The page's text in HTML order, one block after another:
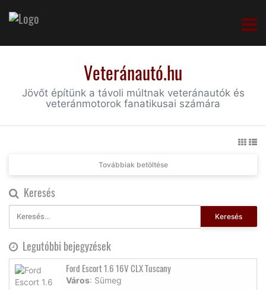
Veteránautó.hu
Jövőt építünk a távoli múltnak veteránautók és
veteránmotorok fanatikusai számára
Továbbiak betöltése
Keresés
Keresés
Legutóbbi bejegyzések
Ford Escort 1.6 16V CLX Tuscany
Város: Sümeg